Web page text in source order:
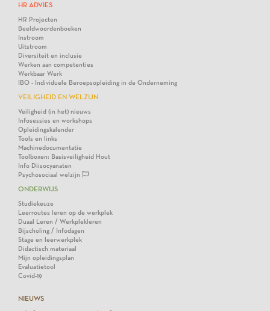
HR ADVIES
HR Projecten
Beeldwoordenboeken
Instroom
Uitstroom
Diversiteit en inclusie
Werken aan competenties
Werkbaar Werk
IBO - Individuele Beroepsopleiding in de Onderneming
VEILIGHEID EN WELZIJN
Veiligheid (in het) nieuws
Infosessies en workshops
Opleidingskalender
Tools en links
Machinedocumentatie
Toolboxen: Basisveiligheid Hout
Info Diisocyanaten
Psychosociaal welzijn
ONDERWIJS
Studiekeuze
Leerroutes leren op de werkplek
Duaal Leren / Werkplekleren
Bijscholing / Infodagen
Stage en leerwerkplek
Didactisch materiaal
Mijn opleidingsplan
Evaluatietool
Covid-19
NIEUWS